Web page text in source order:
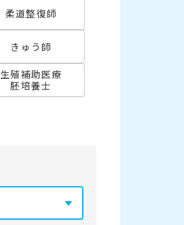
柔道整復師
きゅう師
生殖補助医療
胚培養士